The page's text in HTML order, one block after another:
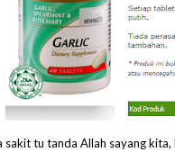
sakit tu tanda Allah sayang